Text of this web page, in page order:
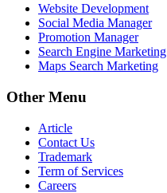
Website Development
Social Media Manager
Promotion Manager
Search Engine Marketing
Maps Search Marketing
Other Menu
Article
Contact Us
Trademark
Term of Services
Careers